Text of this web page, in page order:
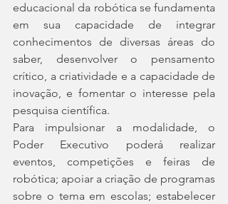
educacional da robótica se fundamenta
em sua capacidade de integrar
conhecimentos de diversas áreas do
saber, desenvolver o pensamento
crítico, a criatividade e a capacidade de
inovação, e fomentar o interesse pela
pesquisa científica.
Para impulsionar a modalidade, o
Poder Executivo poderá realizar
eventos, competições e feiras de
robótica; apoiar a criação de programas
sobre o tema em escolas; estabelecer